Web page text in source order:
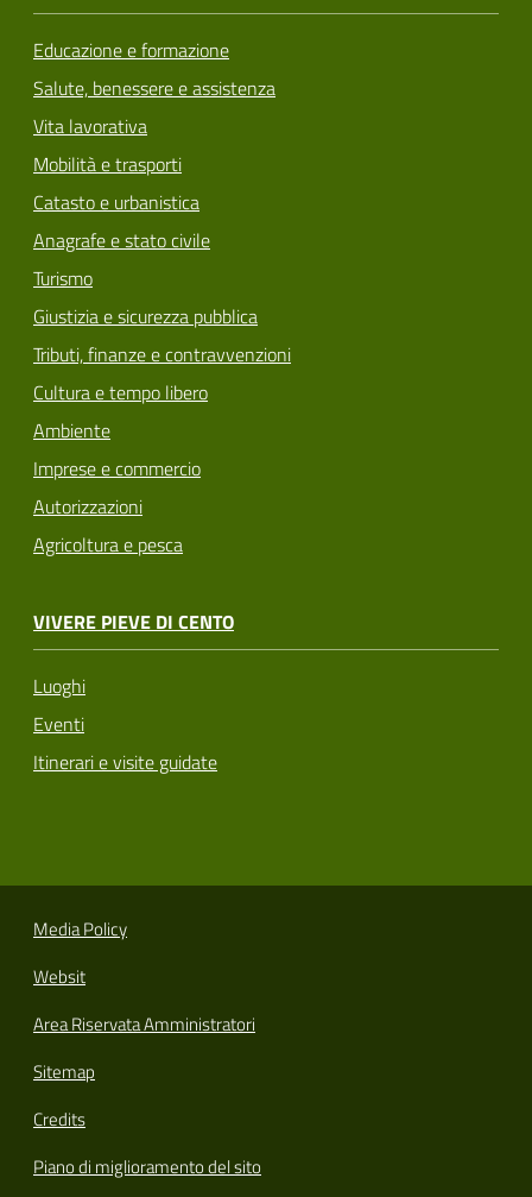
Educazione e formazione
Salute, benessere e assistenza
Vita lavorativa
Mobilità e trasporti
Catasto e urbanistica
Anagrafe e stato civile
Turismo
Giustizia e sicurezza pubblica
Tributi, finanze e contravvenzioni
Cultura e tempo libero
Ambiente
Imprese e commercio
Autorizzazioni
Agricoltura e pesca
VIVERE PIEVE DI CENTO
Luoghi
Eventi
Itinerari e visite guidate
Media Policy
Websit
Area Riservata Amministratori
Sitemap
Credits
Piano di miglioramento del sito